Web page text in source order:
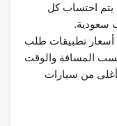
يتم احتساب كل
أسعار تطبيقات طلب
المسافة والوقت
أغلى من سيارات